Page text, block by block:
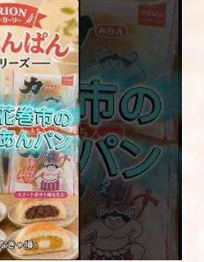
さい
ビューを送信する」ボ